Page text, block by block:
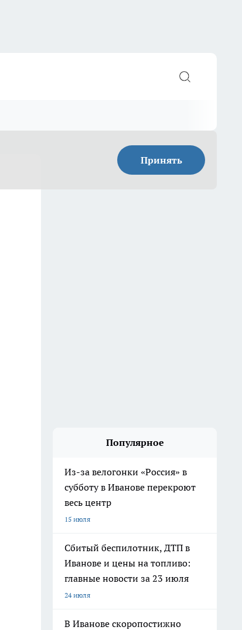
Принять
Популярное
Из-за велогонки «Россия» в
субботу в Иванове перекроют
весь центр
15 июля
Сбитый беспилотник, ДТП в
Иванове и цены на топливо:
главные новости за 23 июля
24 июля
В Иванове скоропостижно